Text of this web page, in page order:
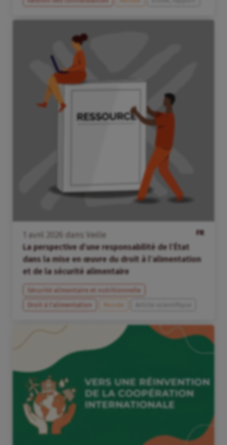
FR
avril dans
Veille
La perspective d’une responsabilité de l’État
dans la mise en œuvre du droit à l’alimentation
et de la sécurité alimentaire
Sécurité alimentaire et nutritionnelle
Droit à l’alimentation
Monde